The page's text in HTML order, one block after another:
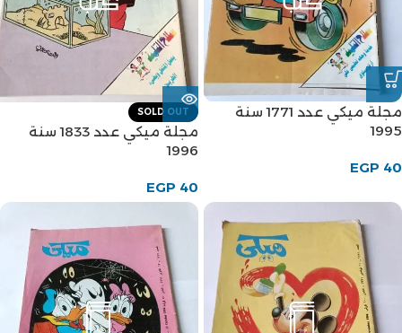
مجلة ميكي عدد 1771 سنة
1995
EGP 40
SOLD OUT
مجلة ميكي عدد 1833 سنة
1996
EGP 40